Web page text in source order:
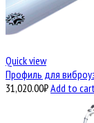
Quick view
Профиль для
31,020.00₽Add to